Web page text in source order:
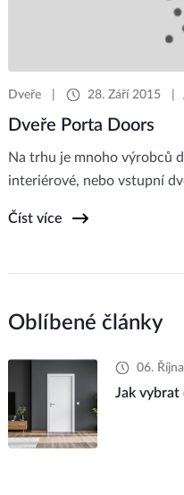
Dveře| 28. Září 2015|
Dveře Porta Doors
Na trhu je mnoho výrobců
interiérové, nebo vstupní
Číst více
Oblíbené články
06.
Jak vybrat